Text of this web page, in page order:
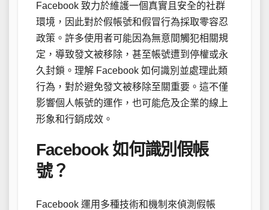
Facebook 致力於維護一個真實且安全的社群
環境，因此對於假帳號和假冒行為採取零容忍
政策。許多使用者可能因為無意間觸犯相關規
定，導致發文被移除，甚至帳號遭到停權或永
久封鎖。理解 Facebook 如何識別並處理此類
行為，對於避免發文被移除至關重要。這不僅
影響個人帳號的運作，也可能危及企業的線上
形象和行銷成效。
Facebook 如何識別假帳
號？
Facebook 運用多種技術和機制來偵測假帳